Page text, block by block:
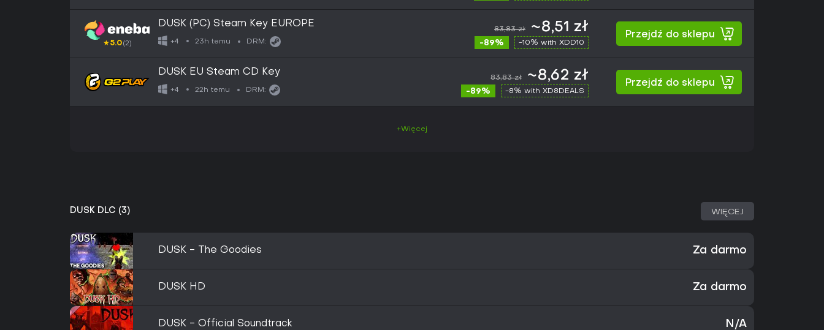
★5.0(2)
DUSK (PC) Steam Key EUROPE
+4 23h temu DRM:
83,83 zł ~8,51 zł
-89% -10% with XDD10
Przejdź do sklepu
DUSK EU Steam CD Key
+4 22h temu DRM:
83,83 zł ~8,62 zł
-89% -8% with XD8DEALS
Przejdź do sklepu
+Więcej
DUSK DLC (3) WIĘCEJ
DUSK - The Goodies Za darmo
DUSK HD Za darmo
DUSK - Official Soundtrack N/A